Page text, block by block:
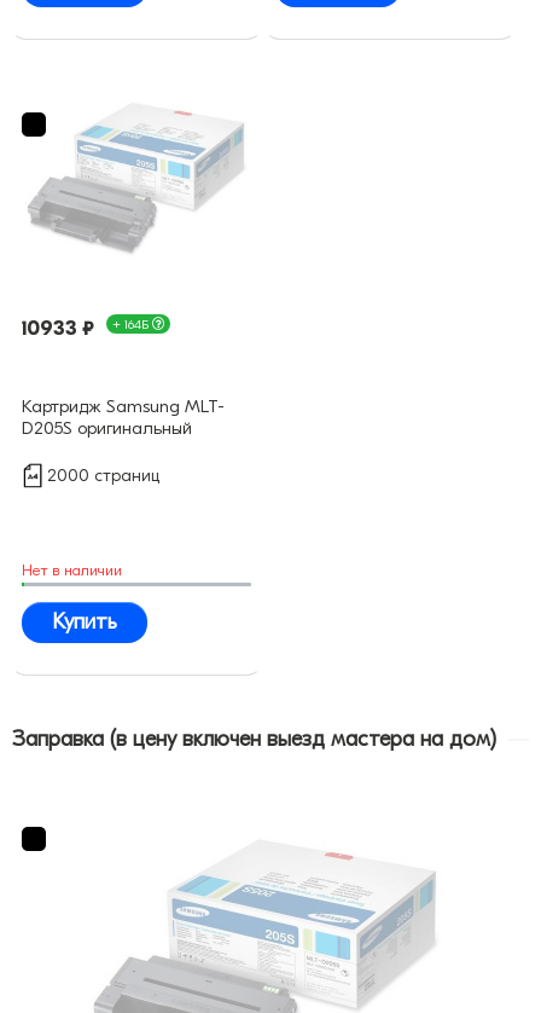
10933 ₽ + 164Б
Картридж Samsung MLT-
D205S оригинальный
2000 страниц
Нет в наличии
Купить
Заправка (в цену включен выезд мастера на дом)